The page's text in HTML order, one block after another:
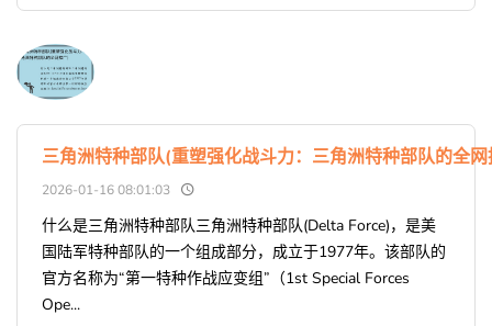
三角洲特种部队(重塑强化战斗力：三角洲特种部队的全
2026-01-16 08:01:03
什么是三角洲特种部队三角洲特种部队(Delta Force)，是美
国陆军特种部队的一个组成部分，成立于1977年。该部队的
官方名称为“第一特种作战应变组”（1st Special Forces
Ope...